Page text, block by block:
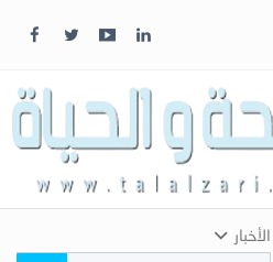
الأخبار